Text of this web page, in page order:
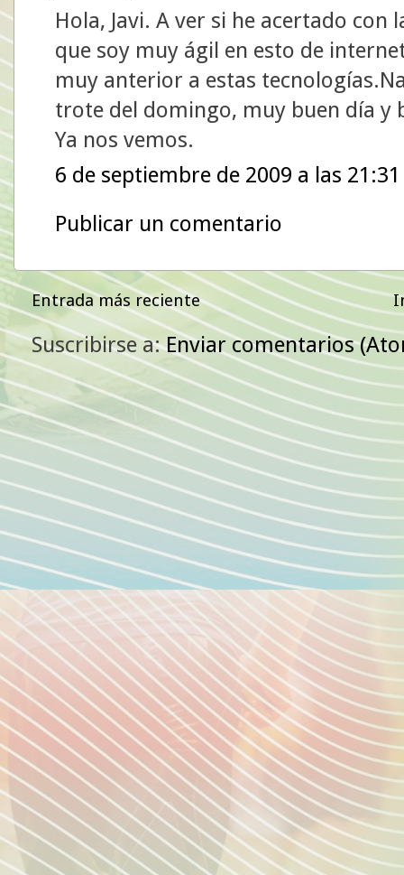
Hola, Javi. A ver si he acertado con
que soy muy ágil en esto de
muy anterior a estas
trote del domingo, muy buen día y
Ya nos vemos.
6 de septiembre de 2009 a las 21:31
Publicar un comentario
Entrada más reciente
Suscribirse a:Enviar comentarios